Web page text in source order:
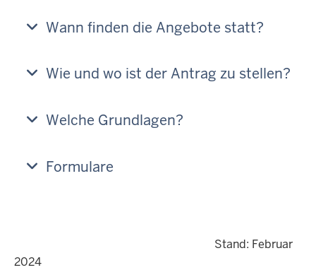
Wann finden die Angebote statt?
Wie und wo ist der Antrag zu stellen?
Welche Grundlagen?
Formulare
Stand: Februar
2024